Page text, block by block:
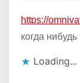
https://
когда
Loading...